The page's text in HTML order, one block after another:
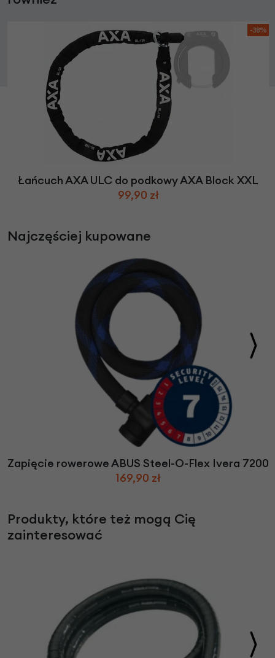
-38%
Łańcuch AXA ULC do podkowy AXA Block XXL
99,90 zł
Najczęściej kupowane
Zapięcie rowerowe ABUS Steel-O-Flex Ivera 7200
169,90 zł
Produkty, które też mogą Cię
zainteresować